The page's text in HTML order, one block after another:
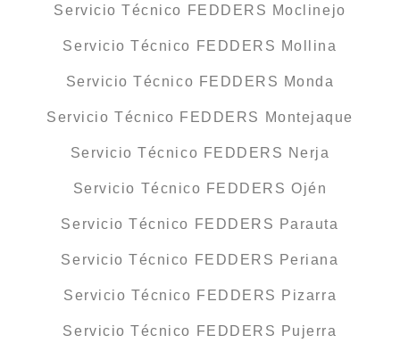
Servicio Técnico FEDDERS Moclinejo
Servicio Técnico FEDDERS Mollina
Servicio Técnico FEDDERS Monda
Servicio Técnico FEDDERS Montejaque
Servicio Técnico FEDDERS Nerja
Servicio Técnico FEDDERS Ojén
Servicio Técnico FEDDERS Parauta
Servicio Técnico FEDDERS Periana
Servicio Técnico FEDDERS Pizarra
Servicio Técnico FEDDERS Pujerra